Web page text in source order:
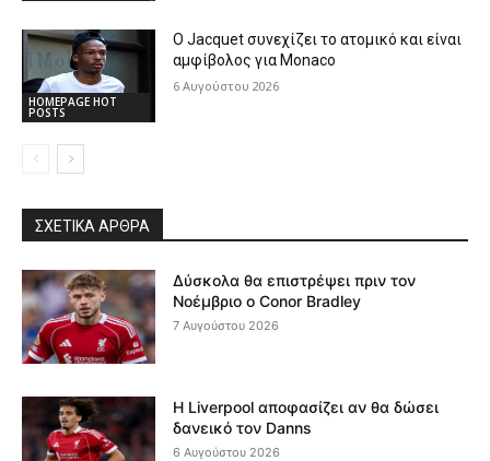
HOMEPAGE HOT
POSTS
Ο Jacquet συνεχίζει το ατομικό και είναι
αμφίβολος για Monaco
6 Αυγούστου 2026
ΣΧΕΤΙΚΆ ΆΡΘΡΑ
Δύσκολα θα επιστρέψει πριν τον
Νοέμβριο ο Conor Bradley
7 Αυγούστου 2026
Η Liverpool αποφασίζει αν θα δώσει
δανεικό τον Danns
6 Αυγούστου 2026